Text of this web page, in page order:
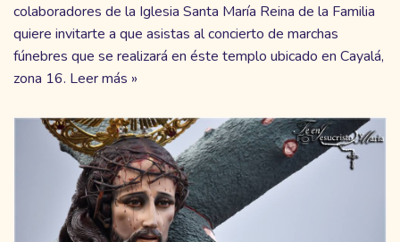
colaboradores de la Iglesia Santa María Reina de la Familia
quiere invitarte a que asistas al concierto de marchas
fúnebres que se realizará en éste templo ubicado en Cayalá,
zona 16. Leer más »